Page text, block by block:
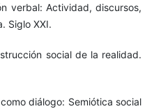
verbal: Actividad, discursos,
Siglo XXI.
social de la realidad.
diálogo: Semiótica social